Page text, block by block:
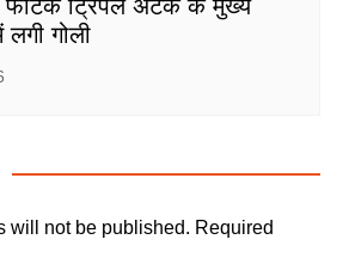
फाटक ट्रिपल अटैक के मुख्य
गोली
will not be published. Required